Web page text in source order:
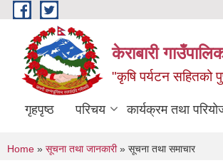
Skip to main content
केराबारी
"कृषि पर्यटन सहितको
गृहपृष्ठ परिचय कार्यक्रम तथा
You are here
Home » सूचना तथा जानकारी» सूचना तथा समाचार